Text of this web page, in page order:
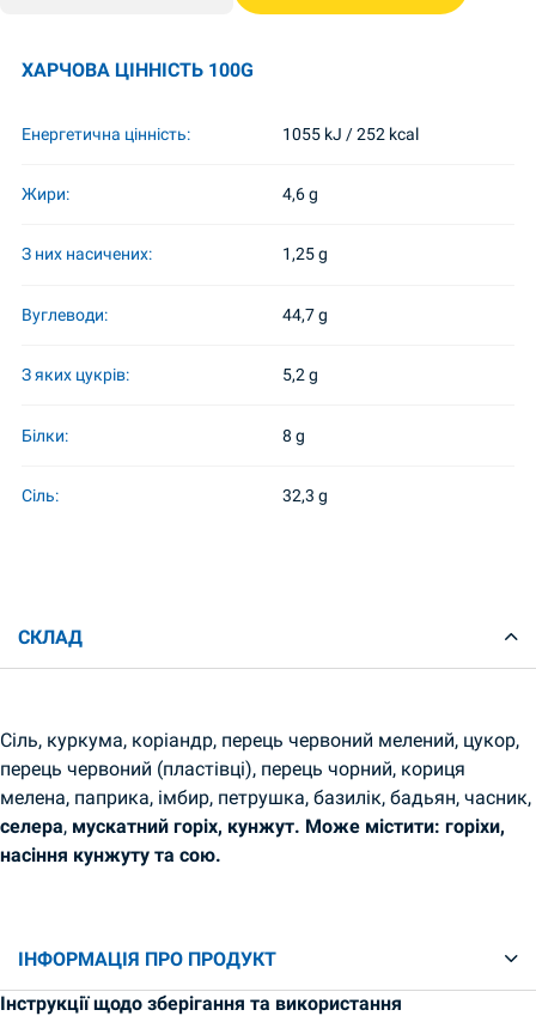
ХАРЧОВА ЦІННІСТЬ 100G
Енергетична цінність: 1055 kJ / 252 kcal
Жири: 4,6 g
З них насичених: 1,25 g
Вуглеводи: 44,7 g
З яких цукрів: 5,2 g
Білки: 8 g
Сіль: 32,3 g
СКЛАД
Сіль, куркума, коріандр, перець червоний мелений, цукор,
перець червоний (пластівці), перець чорний, кориця
мелена, паприка, імбир, петрушка, базилік, бадьян, часник,
селера, мускатний горіх, кунжут. Може містити: горіхи,
насіння кунжуту та сою.
ІНФОРМАЦІЯ ПРО ПРОДУКТ
Інструкції щодо зберігання та використання